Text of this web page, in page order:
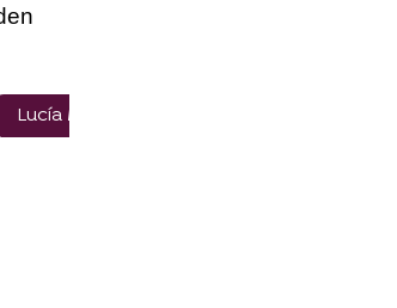
Lucía Martín Abello